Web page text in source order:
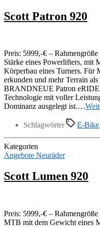
Scott Patron 920
Preis: 5999,-€ –
Stärke eines Powerlifters, mit
Körperbau eines Turners. Für
erkunden und mehr Terrain
BRANDNEUE Patron
Technologie mit voller
Dominanz ausgelegt ist.…
Schlagwörter E-Bike,
Kategorien
Angebote Neuräder
Scott Lumen 920
Preis: 5999,-€ –
MTB mit dem Gewicht eines